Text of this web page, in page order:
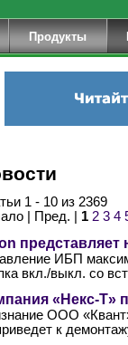
Продукты
1 - 10 из 2369
| Пред. | 1 2 3 4
ИБП
вкл./выкл. со
«Некс-Т»
ООО
к